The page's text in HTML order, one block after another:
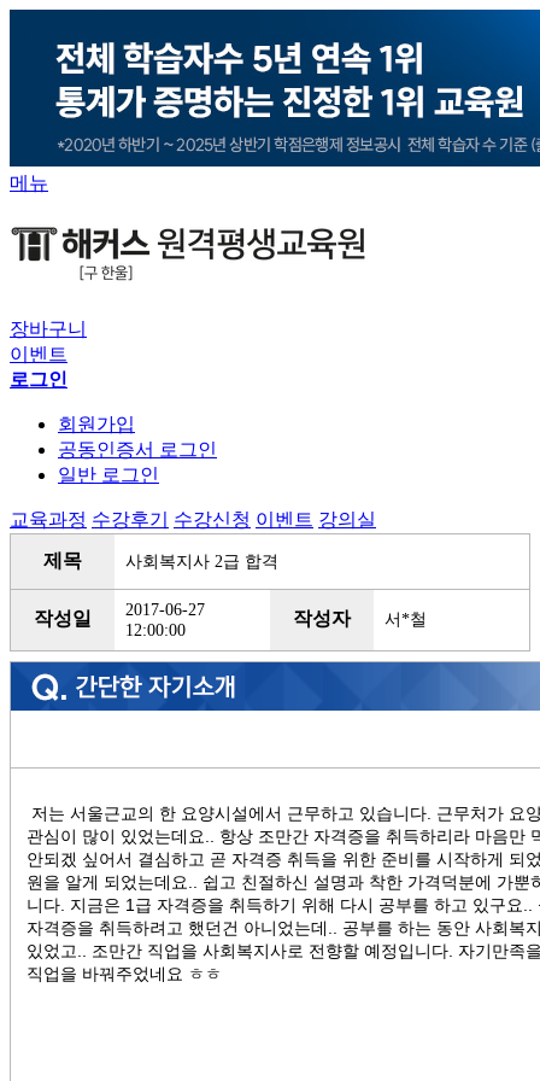
메뉴
장바구니
이벤트
로그인
회원가입
공동인증서 로그인
일반 로그인
교육과정 수강후기 수강신청 이벤트 강의실
제목
사회복지사 2급 합격
작성일
2017-06-27
12:00:00
작성자 서*철
저는 서울근교의 한 요양시설에서 근무하고 있습니다. 근무처가 요
관심이 많이 있었는데요.. 항상 조만간 자격증을 취득하리라 마음만
안되겠 싶어서 결심하고 곧 자격증 취득을 위한 준비를 시작하게 되
원을 알게 되었는데요.. 쉽고 친절하신 설명과 착한 가격덕분에 가
니다. 지금은 1급 자격증을 취득하기 위해 다시 공부를 하고 있구요
자격증을 취득하려고 했던건 아니었는데.. 공부를 하는 동안 사회복
있었고.. 조만간 직업을 사회복지사로 전향할 예정입니다. 자기만족
직업을 바꿔주었네요 ㅎㅎ